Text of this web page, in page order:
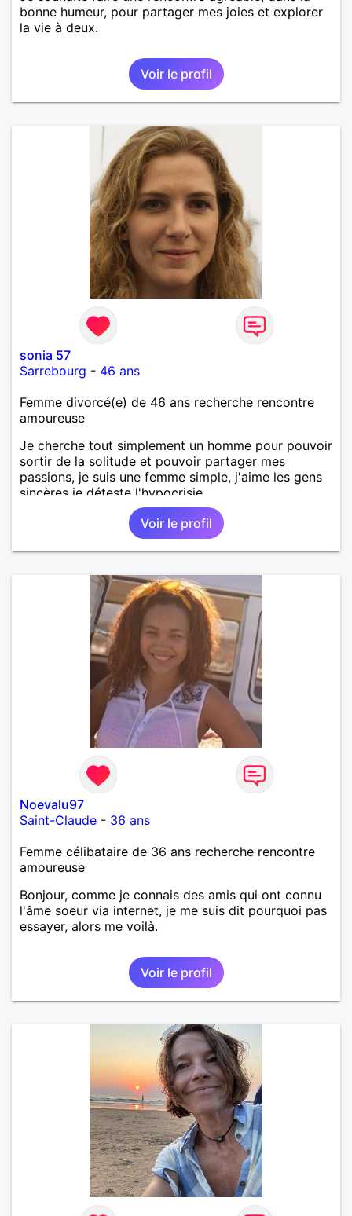
bonne humeur, pour partager mes joies et explorer
la vie à deux.
Voir le profil
sonia 57
Sarrebourg - 46 ans
Femme divorcé(e) de 46 ans recherche rencontre
amoureuse
Je cherche tout simplement un homme pour pouvoir
sortir de la solitude et pouvoir partager mes
passions, je suis une femme simple, j'aime les gens
sincères je déteste l'hypocrisie .
Voir le profil
Noevalu97
Saint-Claude - 36 ans
Femme célibataire de 36 ans recherche rencontre
amoureuse
Bonjour, comme je connais des amis qui ont connu
l'âme soeur via internet, je me suis dit pourquoi pas
essayer, alors me voilà.
Voir le profil